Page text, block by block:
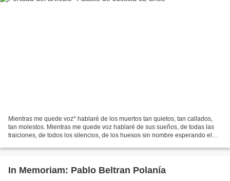
Mientras me quede voz* hablaré de los muertos tan quietos, tan callados,
tan molestos. Mientras me quede voz hablaré de sus sueños, de todas las
traiciones, de todos los silencios, de los huesos sin nombre esperando el
In Memoriam: Pablo Beltran Polanía